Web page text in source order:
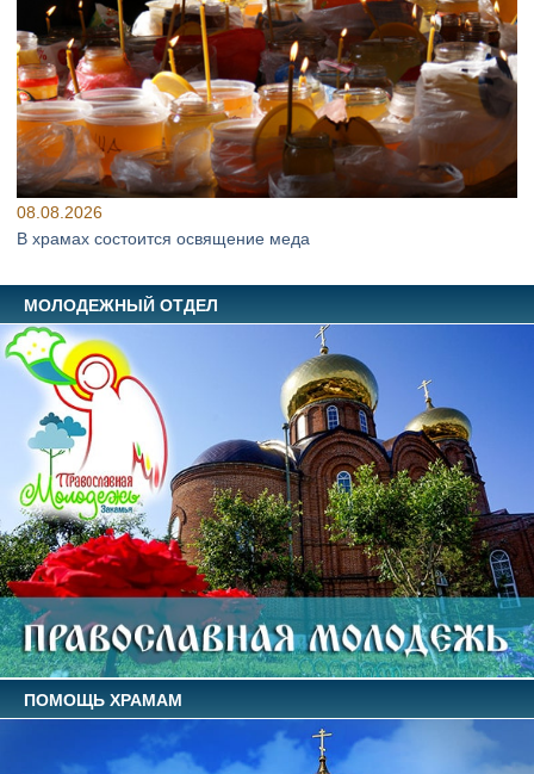
08.08.2026
В храмах состоится освящение меда
МОЛОДЕЖНЫЙ ОТДЕЛ
ПОМОЩЬ ХРАМАМ